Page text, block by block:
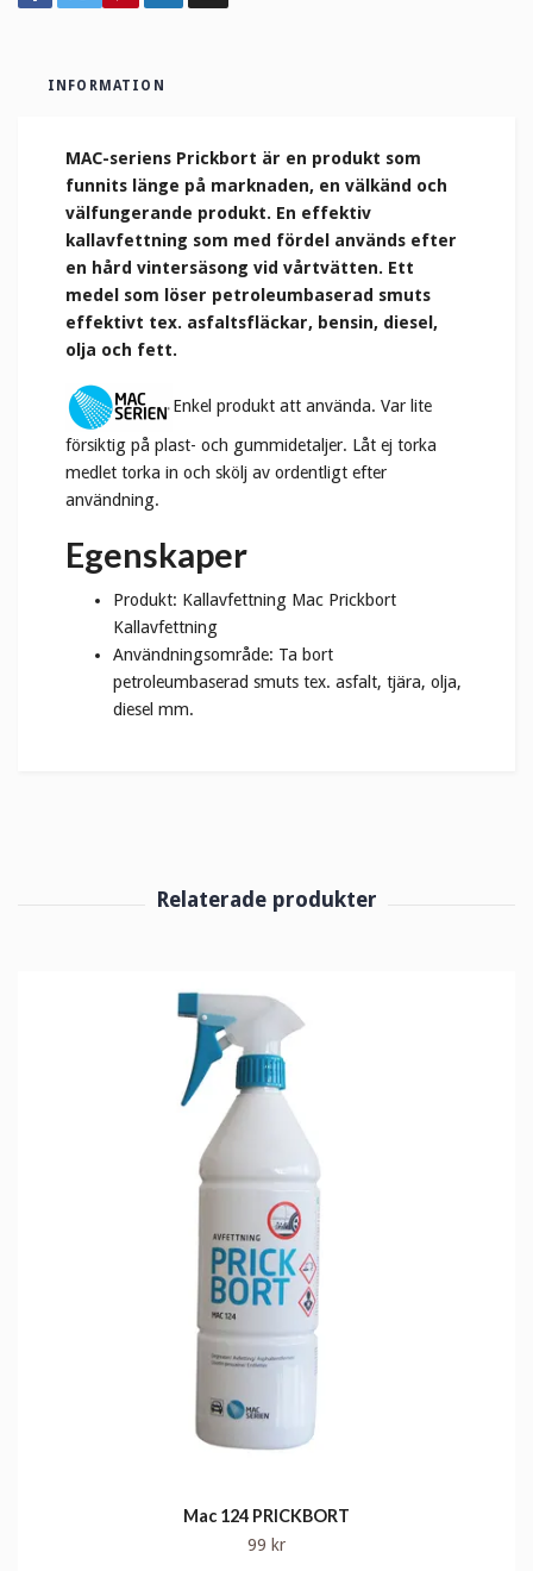
INFORMATION
MAC-seriens Prickbort är en produkt som
funnits länge på marknaden, en välkänd och
välfungerande produkt. En effektiv
kallavfettning som med fördel används efter
en hård vintersäsong vid vårtvätten. Ett
medel som löser petroleumbaserad smuts
effektivt tex. asfaltsfläckar, bensin, diesel,
olja och fett.
Enkel produkt att använda. Var lite
försiktig på plast- och gummidetaljer. Låt ej torka
medlet torka in och skölj av ordentligt efter
användning.
Egenskaper
Produkt: Kallavfettning Mac Prickbort
Kallavfettning
Användningsområde: Ta bort
petroleumbaserad smuts tex. asfalt, tjära, olja,
diesel mm.
Mac 124 PRICKBORT
99 kr